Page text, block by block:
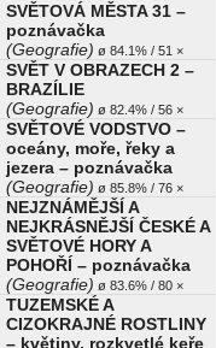
SVĚTOVÁ MĚSTA 31 –
poznávačka
(Geografie) ø 84.1% / 51 ×
SVĚT V OBRAZECH 2 –
BRAZÍLIE
(Geografie) ø 82.4% / 56 ×
SVĚTOVÉ VODSTVO –
oceány, moře, řeky a
jezera – poznávačka
(Geografie) ø 85.8% / 76 ×
NEJZNÁMĚJŠÍ A
NEJKRÁSNĚJŠÍ ČESKÉ A
SVĚTOVÉ HORY A
POHOŘÍ – poznávačka
(Geografie) ø 83.6% / 80 ×
TUZEMSKÉ A
CIZOKRAJNÉ ROSTLINY
– květiny, rozkvetlé keře